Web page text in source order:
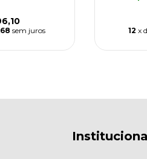
sem juros 12 x
Institucional